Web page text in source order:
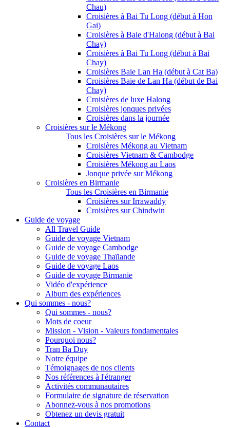
Chau)
Croisières à Bai Tu Long (début à Hon
Gai)
Croisières à Baie d'Halong (début à Bai
Chay)
Croisières à Bai Tu Long (début à Bai
Chay)
Croisières Baie Lan Ha (début à Cat Ba)
Croisières Baie de Lan Ha (début de Bai
Chay)
Croisières de luxe Halong
Croisières jonques privées
Croisières dans la journée
Croisières sur le Mékong
Tous les Croisières sur le Mékong
Croisières Mékong au Vietnam
Croisières Vietnam & Cambodge
Croisières Mékong au Laos
Jonque privée sur Mékong
Croisières en Birmanie
Tous les Croisières en Birmanie
Croisières sur Irrawaddy
Croisières sur Chindwin
Guide de voyage
All Travel Guide
Guide de voyage Vietnam
Guide de voyage Cambodge
Guide de voyage Thaïlande
Guide de voyage Laos
Guide de voyage Birmanie
Vidéo d'expérience
Album des expériences
Qui sommes - nous?
Qui sommes - nous?
Mots de coeur
Mission - Vision - Valeurs fondamentales
Pourquoi nous?
Tran Ba Duy
Notre équipe
Témoignages de nos clients
Nos références à l'étranger
Activités communautaires
Formulaire de signature de réservation
Abonnez-vous à nos promotions
Obtenez un devis gratuit
Contact